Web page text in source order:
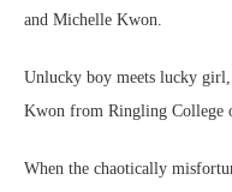
and Michelle Kwon.
Unlucky boy meets lucky
Kwon from Ringling College
When the chaotically